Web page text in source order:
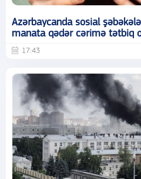
Azərbaycanda sosial
manata qədər cərimə tətbiq
17:43